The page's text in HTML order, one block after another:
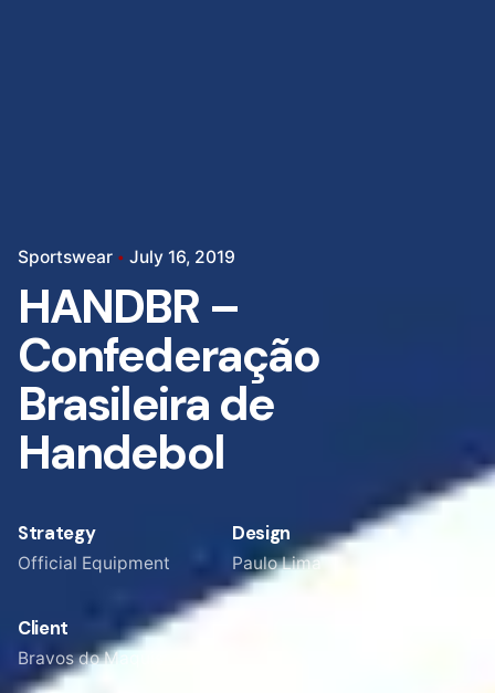
Sportswear July 16, 2019
HANDBR –
Confederação
Brasileira de
Handebol
Strategy
Official Equipment
Design
Paulo Lima
Client
Bravos do Maquis